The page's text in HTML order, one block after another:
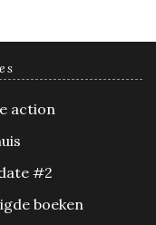
action
#2
boeken